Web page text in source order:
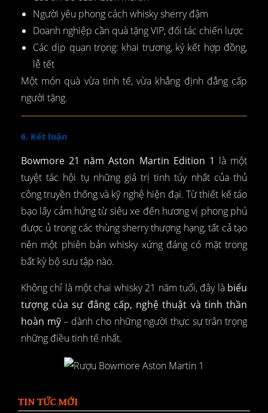
Người yêu phong cách whisky sherry đậm
Doanh nghiệp cần quà tặng VIP, đối tác chiến lược
Các dịp quan trọng: khai trương, ký kết hợp đồng,
lễ tết
Một món quà vừa tinh tế, vừa khẳng định đẳng cấp
người tặng.
6. Kết luận
Bowmore 21 năm Aston Martin Edition 1 là một
tuyệt tác hội tụ những giá trị tinh túy nhất của thủ
công truyền thống và kỹ nghệ hiện đại. Từ thiết kế táo
bạo lấy cảm hứng từ siêu xe đến hương vị phong phú
được ủ trong các thùng sherry thượng hạng, tất cả tạo
nên một phiên bản whisky xứng đáng có mặt trong
bất kỳ bộ sưu tập nào.
Không chỉ là một chai whisky 21 năm tuổi, đây là biểu
tượng của sự đẳng cấp, nghệ thuật và tinh thần
hoàn mỹ– dành cho những người thực sự trân trọng
những điều tinh tế nhất.
TIN TỨC MỚI